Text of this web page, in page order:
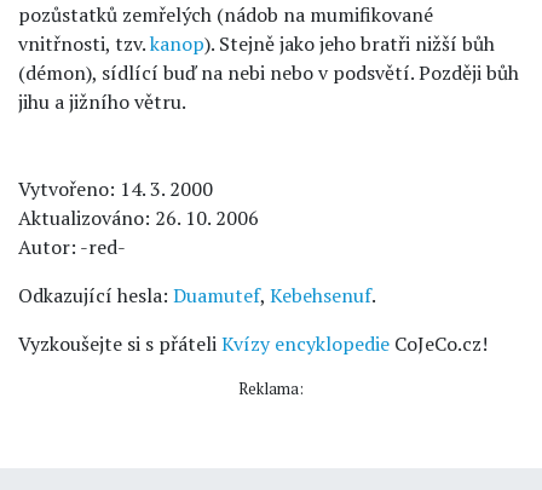
pozůstatků zemřelých (nádob na mumifikované
vnitřnosti, tzv.kanop). Stejně jako jeho bratři nižší bůh
(démon), sídlící buď na nebi nebo v podsvětí. Později bůh
jihu a jižního větru.
Vytvořeno: 14. 3. 2000
Aktualizováno: 26. 10. 2006
Autor: -red-
Odkazující hesla: Duamutef, Kebehsenuf.
Vyzkoušejte si s přáteliKvízy encyklopedie CoJeCo.cz!
Reklama: